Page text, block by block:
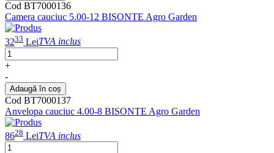
Cod BT7000136
Camera cauciuc 5.00-12 BISONTE Agro Garden
3233 LeiTVA inclus
+
-
Adaugă în coș
Cod BT7000137
Anvelopa cauciuc 4.00-8 BISONTE Agro Garden
8628 LeiTVA inclus